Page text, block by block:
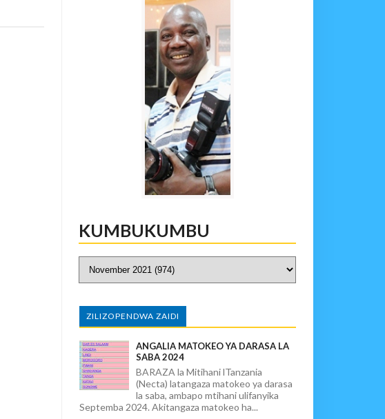
KUMBUKUMBU
ZILIZOPENDWA ZAIDI
ANGALIA MATOKEO YA DARASA LA
SABA 2024
BARAZA la Mitihani lTanzania
(Necta) latangaza matokeo ya darasa
la saba, ambapo mtihani ulifanyika
Septemba 2024. Akitangaza matokeo ha...